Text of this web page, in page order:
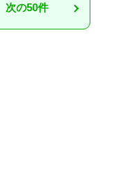
次の50件